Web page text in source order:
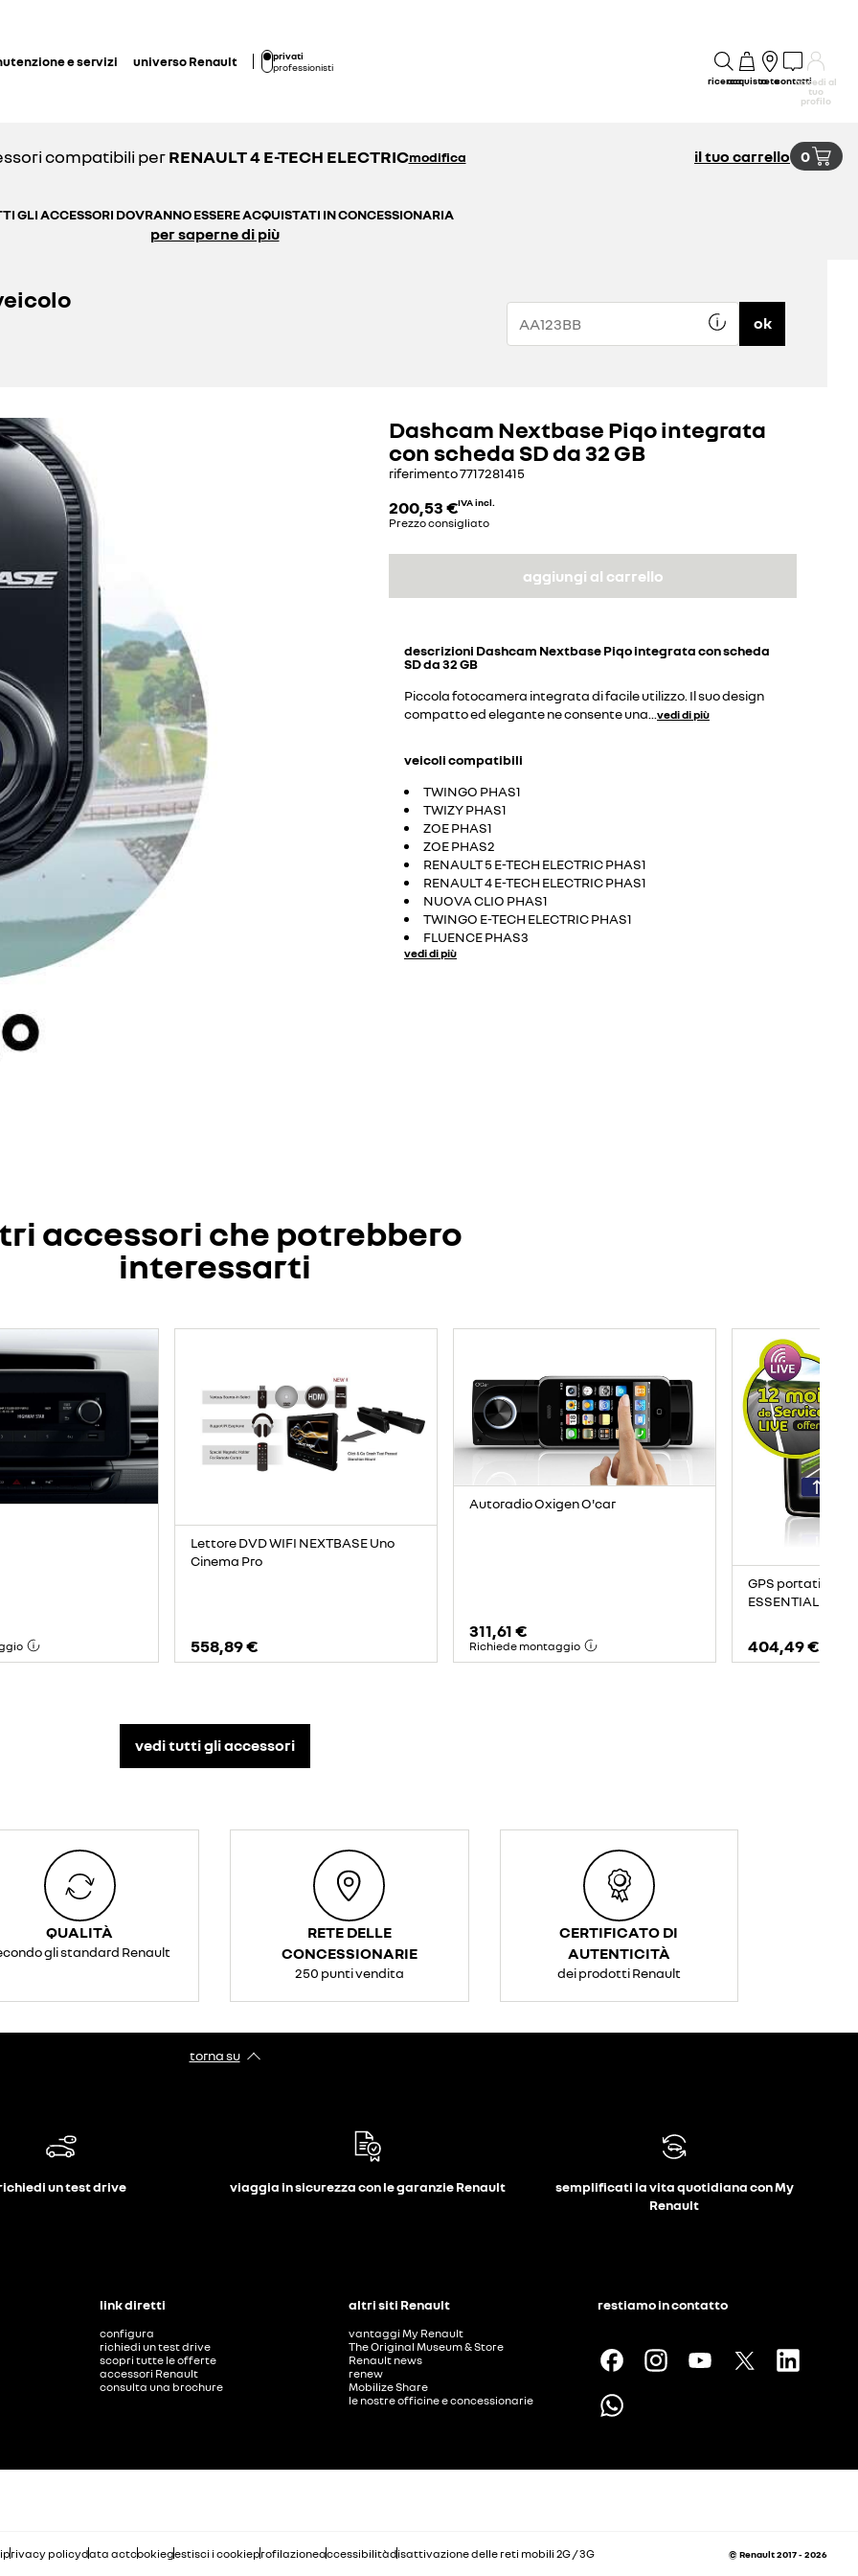
e servizi universo Renault
privati
professionisti
ricercaacquistoretecontattiaccedi al
tuo
profilo
compatibili per RENAULT 4 E-TECH ELECTRICmodifica il tuo carrello 0
GLI ACCESSORI DOVRANNO ESSERE ACQUISTATI IN CONCESSIONARIA
per saperne di più
ok
Dashcam Nextbase Piqo integrata
con scheda SD da 32 GB
riferimento7717281415
200,53 €IVA incl.
Prezzo consigliato
aggiungi al carrello
descrizioni Dashcam Nextbase Piqo integrata con scheda
SD da 32 GB
Piccola fotocamera integrata di facile utilizzo. Il suo design
compatto ed elegante ne consente una
vedi di più
veicoli compatibili
TWINGO PHAS1
TWIZY PHAS1
ZOE PHAS1
ZOE PHAS2
RENAULT 5 E-TECH ELECTRIC PHAS1
RENAULT 4 E-TECH ELECTRIC PHAS1
NUOVA CLIO PHAS1
TWINGO E-TECH ELECTRIC PHAS1
FLUENCE PHAS3
vedi di più
accessori che potrebbero
interessarti
Lettore DVD WIFI NEXTBASE Uno
Cinema Pro
558,89 €
Autoradio Oxigen O'car
311,61 €
Richiede montaggio
GPS portatile
ESSENTIAL da 5
404,49 €
vedi tutti gli accessori​
QUALITÀ
gli standard Renault
RETE DELLE
CONCESSIONARIE
250 punti vendita
CERTIFICATO DI
AUTENTICITÀ
dei prodotti Renault
torna su
un test drive viaggia in sicurezza con le garanzie Renault
semplificati la vita quotidiana con My
Renault
link diretti
configura
richiedi un test drive
scopri tutte le offerte
accessori Renault
consulta una brochure
altri siti Renault
vantaggi My Renault
The Original Museum & Store
Renault news
renew
Mobilize Share
le nostre officine e concessionarie
restiamo in contatto
privacy policydata actcookiegestisci i cookieprofilazioneaccessibilitàdisattivazione delle reti mobili 2G / 3G © Renault 2017 - 2026